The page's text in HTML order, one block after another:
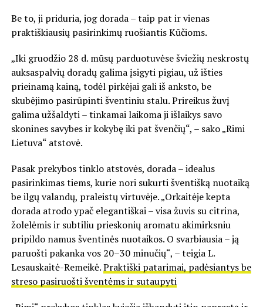
Be to, ji priduria, jog dorada – taip pat ir vienas
praktiškiausių pasirinkimų ruošiantis Kūčioms.
„Iki gruodžio 28 d. mūsų parduotuvėse šviežių neskrostų
auksaspalvių doradų galima įsigyti pigiau, už išties
prieinamą kainą, todėl pirkėjai gali iš anksto, be
skubėjimo pasirūpinti šventiniu stalu. Prireikus žuvį
galima užšaldyti – tinkamai laikoma ji išlaikys savo
skonines savybes ir kokybę iki pat švenčių“, – sako „Rimi
Lietuva“ atstovė.
Pasak prekybos tinklo atstovės, dorada – idealus
pasirinkimas tiems, kurie nori sukurti šventišką nuotaiką
be ilgų valandų, praleistų virtuvėje. „Orkaitėje kepta
dorada atrodo ypač elegantiškai – visa žuvis su citrina,
žolelėmis ir subtiliu prieskonių aromatu akimirksniu
pripildo namus šventinės nuotaikos. O svarbiausia – ją
paruošti pakanka vos 20–30 minučių“, – teigia L.
Lesauskaitė-Remeikė.Praktiški patarimai, padėsiantys be
streso pasiruošti šventėms ir sutaupyti